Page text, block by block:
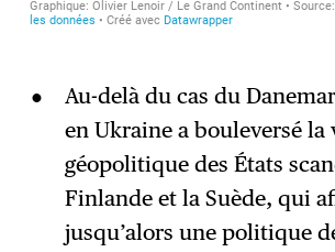
Au-delà du cas du
en Ukraine a bouleversé la
géopolitique des États
Finlande et la Suède, qui
jusqu’alors une politique